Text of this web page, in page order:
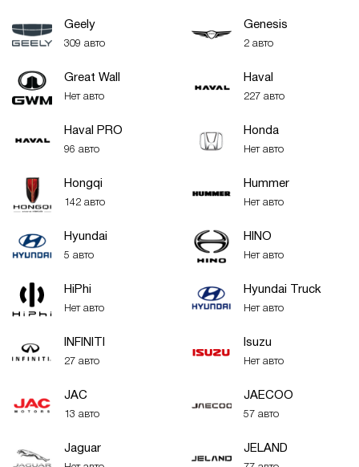
Geely
309 авто
Genesis
2 авто
Great Wall
Нет авто
Haval
227 авто
Haval PRO
96 авто
Honda
Нет авто
Hongqi
142 авто
Hummer
Нет авто
Hyundai
5 авто
HINO
Нет авто
HiPhi
Нет авто
Hyundai Truck
Нет авто
INFINITI
27 авто
Isuzu
Нет авто
JAC
13 авто
JAECOO
57 авто
Jaguar JELAND